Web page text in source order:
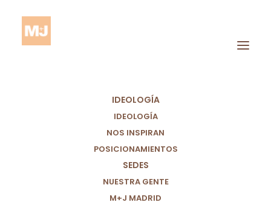
IDEOLOGÍA
IDEOLOGÍA
NOS INSPIRAN
POSICIONAMIENTOS
SEDES
NUESTRA GENTE
M+J MADRID
Perfiles Complejos